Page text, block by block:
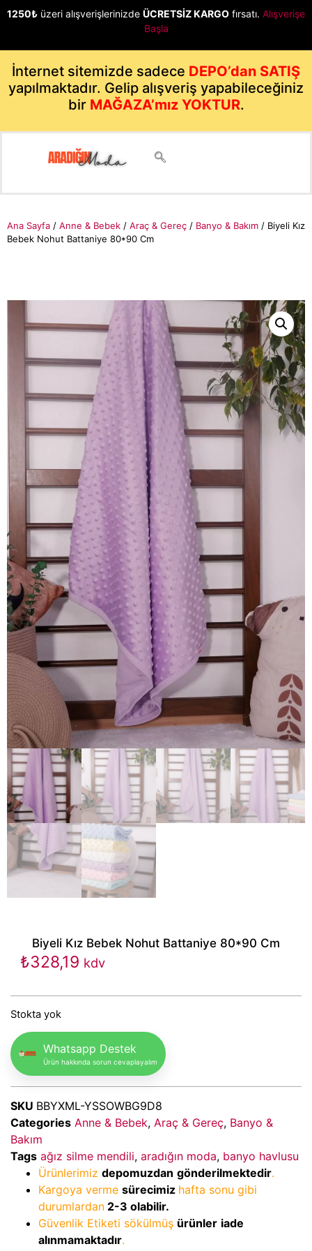
1250₺ üzeri alışverişlerinizde ÜCRETSİZ KARGO fırsatı. Alışverişe
Başla
İnternet sitemizde sadece DEPO’dan SATIŞ
yapılmaktadır. Gelip alışveriş yapabileceğiniz
bir MAĞAZA’mız YOKTUR.
Ana Sayfa / Anne & Bebek / Araç & Gereç / Banyo & Bakım / Biyeli Kız
Bebek Nohut Battaniye 80*90 Cm
Biyeli Kız Bebek Nohut Battaniye 80*90 Cm
₺328,19 kdv
Stokta yok
Whatsapp Destek
Ürün hakkında sorun cevaplayalım
SKU BBYXML-YSSOWBG9D8
Categories Anne & Bebek, Araç & Gereç, Banyo &
Bakım
Tags ağız silme mendili, aradığın moda, banyo havlusu
Ürünlerimiz depomuzdan gönderilmektedir.
Kargoya verme sürecimiz hafta sonu gibi
durumlardan 2-3 olabilir.
Güvenlik Etiketi sökülmüş ürünler iade
alınmamaktadır.